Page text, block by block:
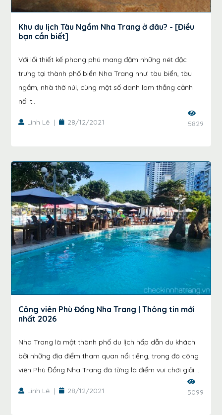
Khu du lịch Tàu Ngầm Nha Trang ở đâu? - [Điều
bạn cần biết]
Với lối thiết kế phong phú mang đậm những nét đặc
trưng tại thành phố biển Nha Trang như: tàu biển, tàu
ngầm, nhà thờ núi, cùng một số danh lam thắng cảnh
nổi t..
Linh Lê | 28/12/2021 5829
Công viên Phù Đổng Nha Trang | Thông tin mới
nhất 2026
Nha Trang là một thành phố du lịch hấp dẫn du khách
bởi những địa điểm tham quan nổi tiếng, trong đó công
viên Phù Đổng Nha Trang đã từng là điểm vui chơi giải ..
Linh Lê | 28/12/2021 5099